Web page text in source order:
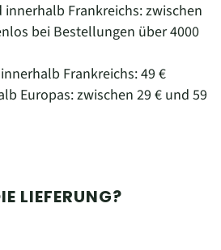
innerhalb Frankreichs: zwischen
bei Bestellungen über 4000
Frankreichs: 49 €
Europas: zwischen 29 € und 59
LIEFERUNG?